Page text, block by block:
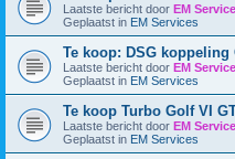
Laatste bericht door EM
Geplaatst in EM Services
Te koop: DSG koppeling
Laatste bericht door EM
Geplaatst in EM Services
Te koop Turbo Golf VI
Laatste bericht door EM
Geplaatst in EM Services